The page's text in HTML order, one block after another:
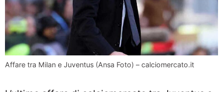
Affare tra Milan e Juventus (Ansa Foto) – calciomercato.it